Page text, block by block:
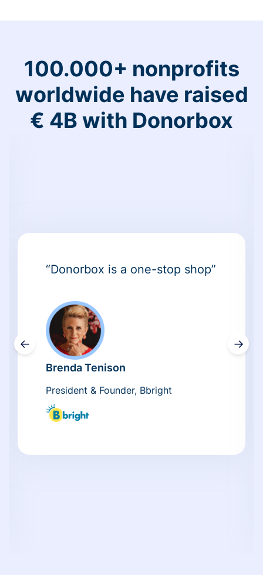
100.000+ nonprofits
worldwide have raised
€ 4B with Donorbox
←
“Donorbox is a one-stop shop”
Brenda Tenison
President & Founder, Bbright
→